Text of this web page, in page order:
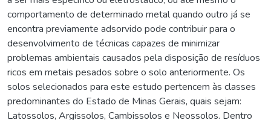
comportamento de determinado metal quando outro já se
encontra previamente adsorvido pode contribuir para o
desenvolvimento de técnicas capazes de minimizar
problemas ambientais causados pela disposição de resíduos
ricos em metais pesados sobre o solo anteriormente. Os
solos selecionados para este estudo pertencem às classes
predominantes do Estado de Minas Gerais, quais sejam:
Latossolos, Argissolos, Cambissolos e Neossolos. Dentro